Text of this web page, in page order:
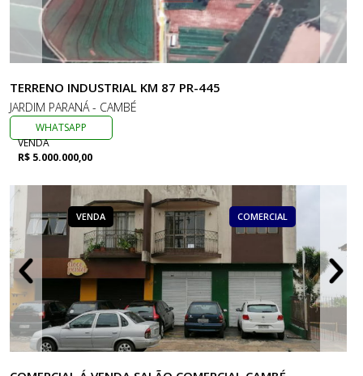
TERRENO INDUSTRIAL KM 87 PR-445
JARDIM PARANÁ - CAMBÉ
WHATSAPP
VENDA
R$ 5.000.000,00
VENDA COMERCIAL